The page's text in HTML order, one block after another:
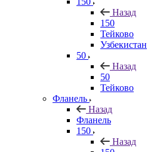
Назад
150
Тейково
Узбекистан
50
Назад
50
Тейково
Фланель
Назад
Фланель
150
Назад